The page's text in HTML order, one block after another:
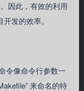
因此，有效的利用
发的效率。
令像命令行参数一
来命名的特